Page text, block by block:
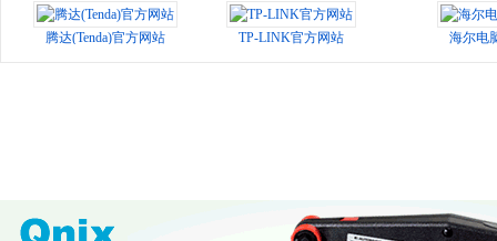
腾达(Tenda)官方网站 TP-LINK官方网站 海尔电